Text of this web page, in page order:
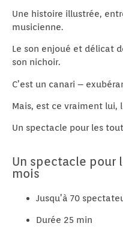
Une histoire illustrée,
musicienne.
Le son enjoué et délicat
son nichoir.
C’est un canari –
Mais, est ce vraiment lui,
Un spectacle pour les
Un spectacle pour
mois
Jusqu’à 70
Durée 25 min